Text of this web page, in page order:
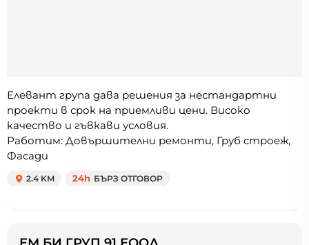
Елевант група дава решения за нестандартни
проекти в срок на приемливи цени. Високо
качество и гъвкави условия.
Работим: Довършителни ремонти, Груб строеж,
Фасади
2.4 KM 24h БЪРЗ ОТГОВОР